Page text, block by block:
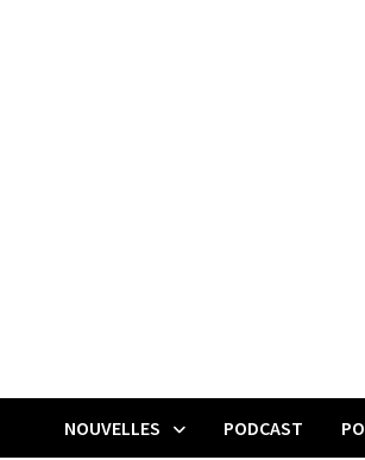
NOUVELLES PODCAST